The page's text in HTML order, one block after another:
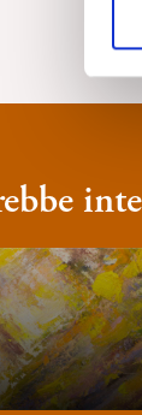
e
d
c
n
s
e
n
s
o